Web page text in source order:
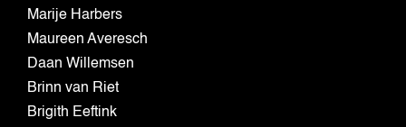
Marije Harbers
Maureen Averesch
Daan Willemsen
Brinn van Riet
Brigith Eeftink